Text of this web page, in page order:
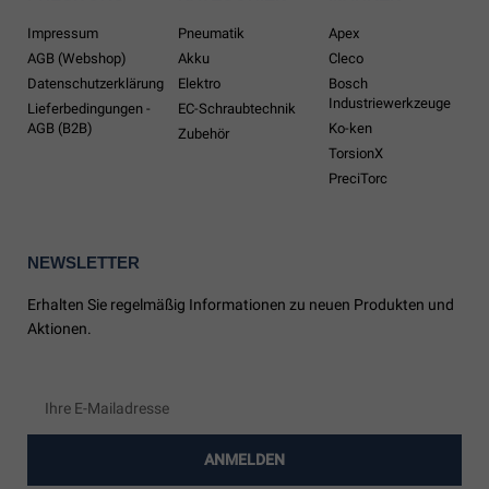
Impressum
AGB (Webshop)
Datenschutzerklärung
Lieferbedingungen -
AGB (B2B)
Pneumatik
Akku
Elektro
EC-Schraubtechnik
Zubehör
Apex
Cleco
Bosch
Industriewerkzeuge
Ko-ken
TorsionX
PreciTorc
NEWSLETTER
Erhalten Sie regelmäßig Informationen zu neuen Produkten und
Aktionen.
ANMELDEN